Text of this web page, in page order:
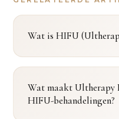
Wat is HIFU
Wat maakt Ultherapy
HIFU-behandelingen?